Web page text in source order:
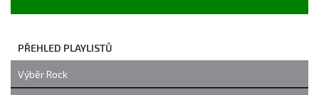
PŘEHLED PLAYLISTŮ
Výběr Rock